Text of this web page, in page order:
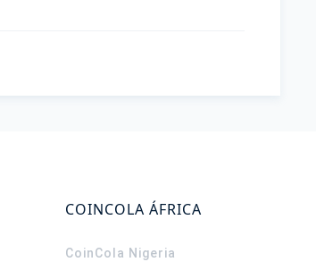
COINCOLA ÁFRICA
CoinCola Nigeria